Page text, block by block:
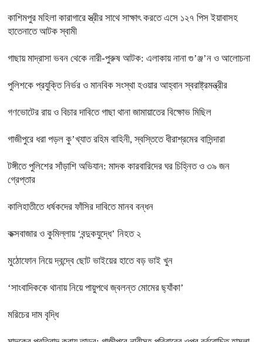
কাশিমপুর মহিলা কারাগারে স্ত্রীর সাথে সাক্ষাৎ করতে এসে ১২৭ পিস ইয়াবাসহ
হাতেনাতে আটক স্বামী
গাছায় মাদ্রাসা ভবন থেকে নারী-পুরুষ আটক: এলাকায় নানা গু’ঞ্জ’ন ও আলোচনা
পুলিশকে প্রযুক্তি নির্ভর ও মানবিক সংস্থা হওয়ার আহ্বান স্বরাষ্ট্রমন্ত্রীর
গণভোটের রায় ও বিচার দাবিতে গাছা থানা জামায়াতের বিক্ষোভ মিছিল
গাজীপুরে ধরা পড়ল কু’খ্যাত রহিম বাহিনী, স্বস্তিতে ধীরাশ্রমের বাসিন্দারা
টঙ্গীতে পুলিশের সাঁড়াশি অভিযান: মাদক কারবারিদের ঘর চিহ্নিত ও ৩৯ জন
গ্রেপ্তার
কালিহাতীতে ধর্ষকদের ফাঁসির দাবিতে মানব বন্ধন
কক্সবাজার ও কুমিল্লায় ‘বন্দুকযুদ্ধে’ নিহত ২
মুঠোফোন নিয়ে দ্বন্দ্বে ছোট ভাইয়ের হাতে বড় ভাই খুন
‘সাংবাদিককে থানায় নিয়ে পায়ুপথে জ্বলন্ত মোমের ছ্যাঁকা’
মরিচের দাম বৃদ্ধি